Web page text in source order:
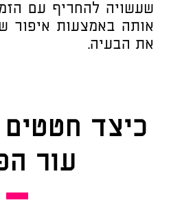
שעשויה להחריף עם
אותה באמצעות איפור
את הבעיה.
כיצד
עור